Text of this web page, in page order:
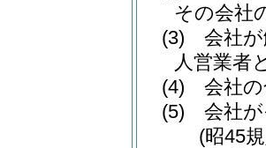
その会社
(3)
会社
人営業者
(4)
会社
(5)
会社
(昭45